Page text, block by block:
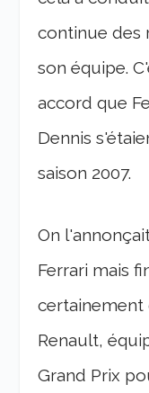
continue des
son équipe.
accord que
Dennis
saison 2007.
On
Ferrari mais
certainement
Renault,
Grand Prix